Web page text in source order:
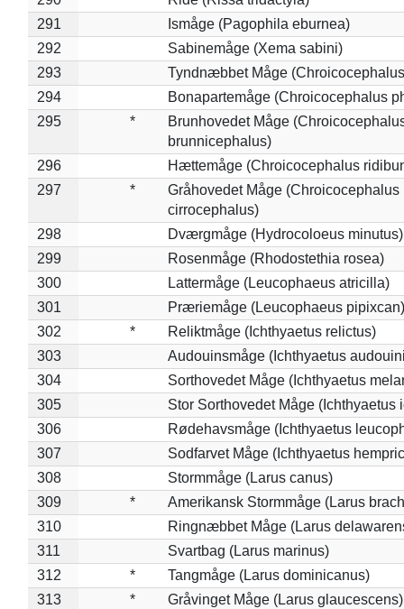
291
Ismåge (Pagophila eburnea)
292
Sabinemåge (Xema sabini)
293
Tyndnæbbet Måge
294
Bonapartemåge (Chroicocephalus
295
*
Brunhovedet Måge
brunnicephalus)
296
Hættemåge (Chroicocephalus
297
*
Gråhovedet Måge (Chroicocephalus
cirrocephalus)
298
Dværgmåge (Hydrocoloeus minutus)
299
Rosenmåge (Rhodostethia rosea)
300
Lattermåge (Leucophaeus atricilla)
301
Præriemåge (Leucophaeus pipixcan)
302
*
Reliktmåge (Ichthyaetus relictus)
303
Audouinsmåge (Ichthyaetus
304
Sorthovedet Måge (Ichthyaetus
305
Stor Sorthovedet Måge (Ichthyaetus
306
Rødehavsmåge (Ichthyaetus
307
Sodfarvet Måge (Ichthyaetus
308
Stormmåge (Larus canus)
309
*
Amerikansk Stormmåge (Larus
310
Ringnæbbet Måge (Larus
311
Svartbag (Larus marinus)
312
*
Tangmåge (Larus dominicanus)
313
*
Gråvinget Måge (Larus glaucescens)